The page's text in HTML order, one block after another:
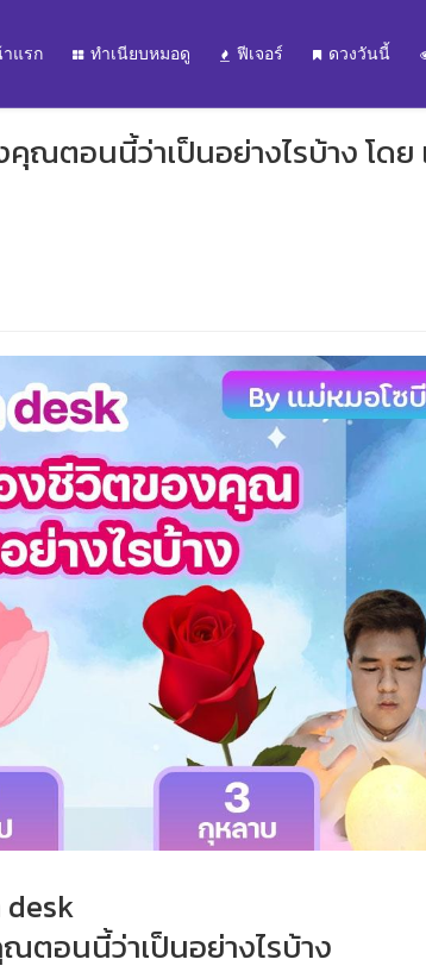
แรก ทำเนียบหมอดู ฟีเจอร์ ดวงวันนี้
คุณตอนนี้ว่าเป็นอย่างไรบ้าง โด
desk
ตอนนี้ว่าเป็นอย่างไรบ้าง